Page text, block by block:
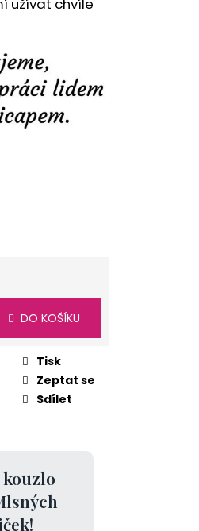
DO KOŠÍKU
Tisk
Zeptat se
Sdílet